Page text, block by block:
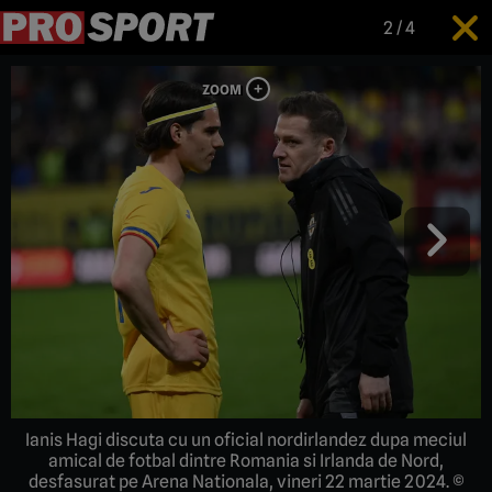
2 /4
Ianis Hagi discuta cu un oficial nordirlandez dupa meciul
amical de fotbal dintre Romania si Irlanda de Nord,
desfasurat pe Arena Nationala, vineri 22 martie 2024. ©